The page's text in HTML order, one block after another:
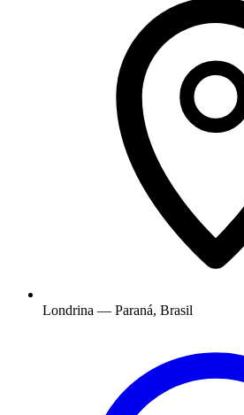
Londrina — Paraná, Brasil